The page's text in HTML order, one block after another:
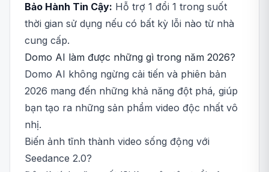
Bảo Hành Tin Cậy: Hỗ trợ 1 đổi 1 trong suốt
thời gian sử dụng nếu có bất kỳ lỗi nào từ nhà
cung cấp.
Domo AI làm được những gì trong năm 2026?
Domo AI không ngừng cải tiến và phiên bản
2026 mang đến những khả năng đột phá, giúp
bạn tạo ra những sản phẩm video độc nhất vô
nhị.
Biến ảnh tĩnh thành video sống động với
Seedance 2.0?